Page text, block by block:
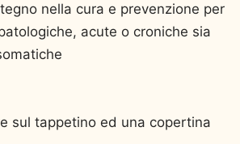
nella cura e prevenzione per
acute o croniche sia
sul tappetino ed una copertina